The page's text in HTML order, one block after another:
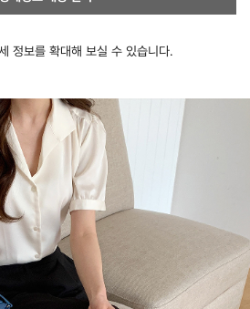
정보를 확대해 보실 수 있습니다.